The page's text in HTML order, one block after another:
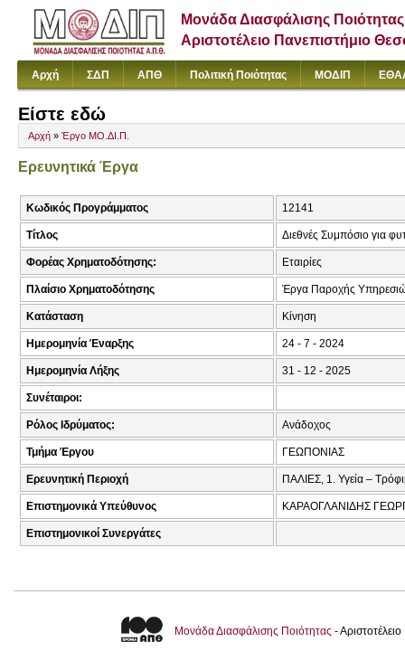
Μονάδα Διασφάλισης Ποιότητας
Αριστοτέλειο Πανεπιστήμιο
Αρχή ΣΔΠ ΑΠΘ Πολιτική Ποιότητας ΜΟΔΙΠ
Είστε εδώ
Αρχή » Έργο ΜΟ.ΔΙ.Π.
Ερευνητικά Έργα
Κωδικός Προγράμματος 12141
Τίτλος Διεθνές Συμπόσιο για
Φορέας Χρηματοδότησης: Εταιρίες
Πλαίσιο Χρηματοδότησης Έργα Παροχής
Κατάσταση Κίνηση
Ημερομηνία Έναρξης 24 - 7 - 2024
Ημερομηνία Λήξης 31 - 12 - 2025
Συνέταιροι:
Ρόλος Ιδρύματος: Ανάδοχος
Τμήμα Έργου ΓΕΩΠΟΝΙΑΣ
Ερευνητική Περιοχή ΠΑΛΙΕΣ, 1. Υγεία –
Επιστημονικά Υπεύθυνος ΚΑΡΑΟΓΛΑΝΙΔΗΣ
Επιστημονικοί Συνεργάτες
Μονάδα Διασφάλισης Ποιότητας -